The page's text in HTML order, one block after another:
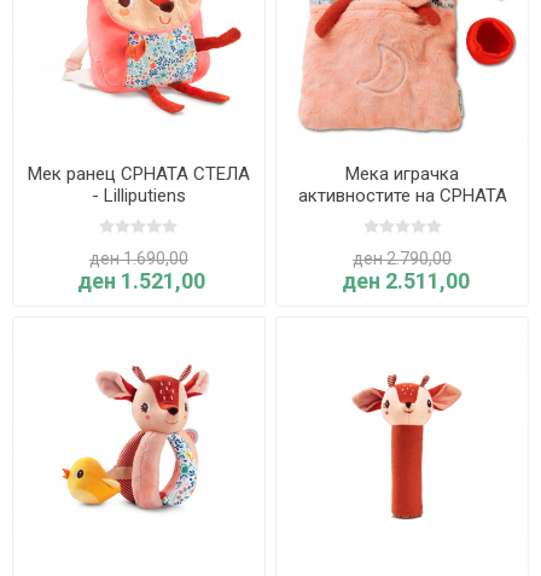
Мек ранец СРНАТА СТЕЛА
- Lilliputiens
ден 1.690,00
ден 1.521,00
Мека играчка
активностите на СРНАТА
СТЕЛА пред спиење -
Lilliputiens
ден 2.790,00
ден 2.511,00